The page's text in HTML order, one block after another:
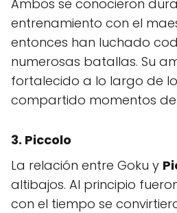
Ambos se conocieron
entrenamiento con el
entonces han luchado
numerosas batallas. Su
fortalecido a lo largo de
compartido momentos
3. Piccolo
La relación entre Goku y
altibajos. Al principio
con el tiempo se